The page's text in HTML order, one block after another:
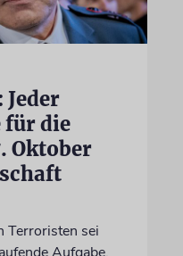
die
Oktober
Terroristen sei
Aufgabe,